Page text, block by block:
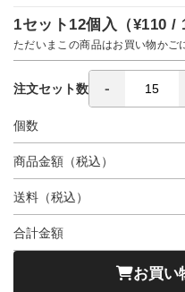
1セット12個入（¥110
ただいまこの商品はお買い物かご
注文セット数
個数
商品金額（税込）
送料（税込）
合計金額
お買い